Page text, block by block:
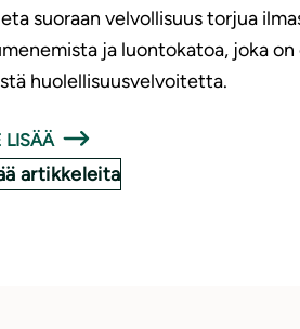
suoraan velvollisuus torjua
ja luontokatoa, joka on
huolellisuusvelvoitetta.
LISÄÄ
artikkeleita